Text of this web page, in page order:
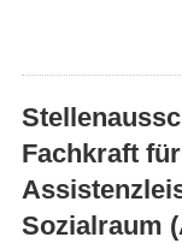
Fachkraft
Sozialraum